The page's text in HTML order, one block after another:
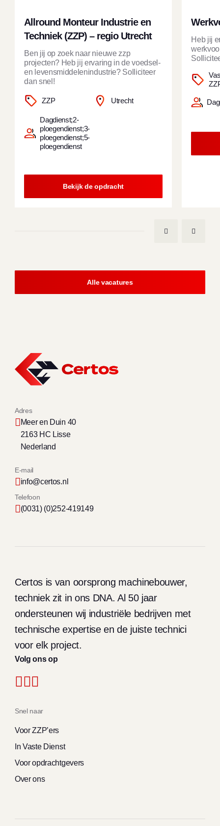
Allround Monteur Industrie en
Techniek (ZZP) – regio Utrecht
Ben jij op zoek naar nieuwe zzp
projecten? Heb jij ervaring in de voedsel-
en levensmiddelenindustrie? Solliciteer
dan snel!
ZZP Utrecht
Dagdienst;2-
ploegendienst;3-
ploegendienst;5-
ploegendienst
Bekijk de opdracht
Heb jij
Alle vacatures
Adres
Meer en Duin 40
2163 HC Lisse
Nederland
E-mail
info@certos.nl
Telefoon
(0031) (0)252-419149
Certos is van oorsprong machinebouwer,
techniek zit in ons DNA. Al 50 jaar
ondersteunen wij industriële bedrijven met
technische expertise en de juiste technici
voor elk project.
Volg ons op
Snel naar
Voor ZZP’ers
In Vaste Dienst
Voor opdrachtgevers
Over ons